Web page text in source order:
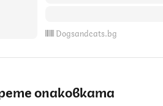
Dogsandcats.bg
опаковката